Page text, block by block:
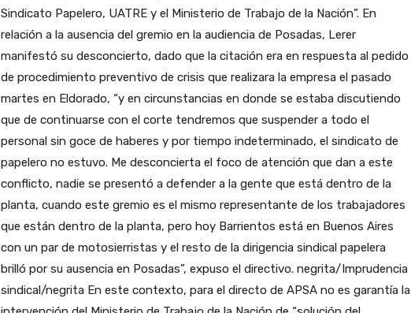
Sindicato Papelero, UATRE y el Ministerio de Trabajo de la Nación”. En
relación a la ausencia del gremio en la audiencia de Posadas, Lerer
manifestó su desconcierto, dado que la citación era en respuesta al pedido
de procedimiento preventivo de crisis que realizara la empresa el pasado
martes en Eldorado, “y en circunstancias en donde se estaba discutiendo
que de continuarse con el corte tendremos que suspender a todo el
personal sin goce de haberes y por tiempo indeterminado, el sindicato de
papelero no estuvo. Me desconcierta el foco de atención que dan a este
conflicto, nadie se presentó a defender a la gente que está dentro de la
planta, cuando este gremio es el mismo representante de los trabajadores
que están dentro de la planta, pero hoy Barrientos está en Buenos Aires
con un par de motosierristas y el resto de la dirigencia sindical papelera
brilló por su ausencia en Posadas”, expuso el directivo. negrita/Imprudencia
sindical/negrita En este contexto, para el directo de APSA no es garantía la